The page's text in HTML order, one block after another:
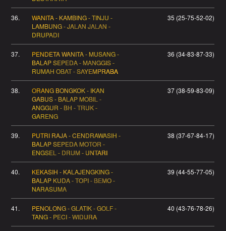
36.
WANITA - KAMBING - TINJU -
LAMBUNG - JALAN JALAN -
DRUPADI
35 (25-75-52-02)
37.
PENDETA WANITA - MUSANG -
BALAP SEPEDA - MANGGIS -
RUMAH OBAT - SAYEMPRABA
36 (34-83-87-33)
38.
ORANG BONGKOK - IKAN
GABUS - BALAP MOBIL -
ANGGUR - BH - TRUK -
GARENG
37 (38-59-83-09)
39.
PUTRI RAJA - CENDRAWASIH -
BALAP SEPEDA MOTOR -
ENGSEL - DRUM - UNTARI
38 (37-67-84-17)
40.
KEKASIH - KALAJENGKING -
BALAP KUDA - TOPI - BEMO -
NARASUMA
39 (44-55-77-05)
41.
PENOLONG - GLATIK - GOLF -
TANG - PECI - WIDURA
40 (43-76-78-26)